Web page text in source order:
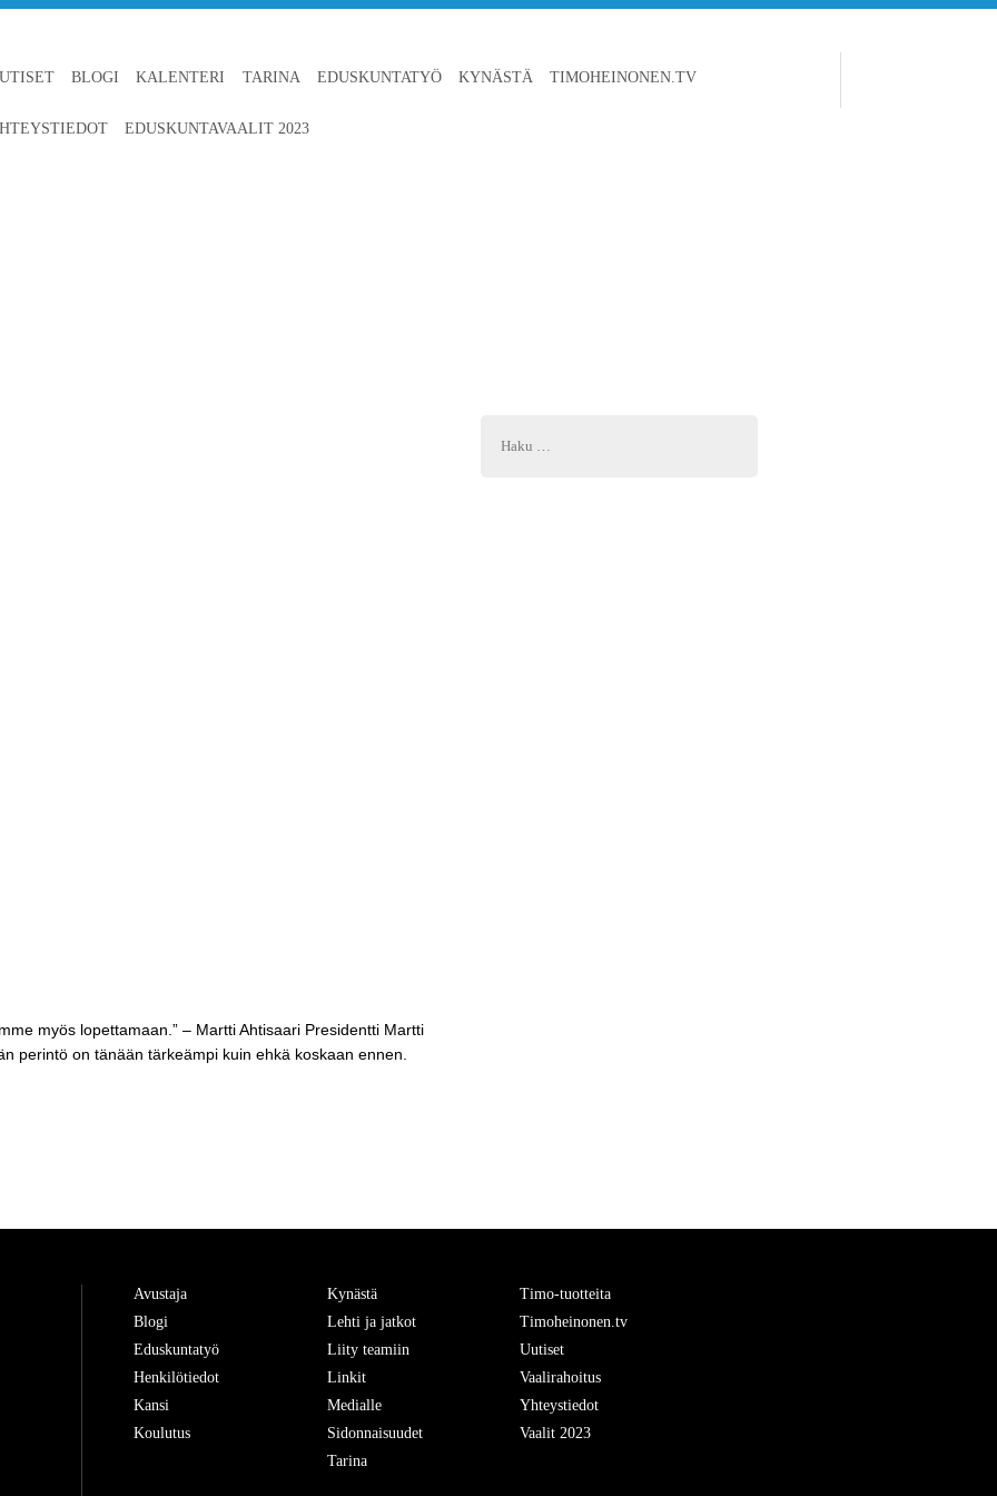
BLOGI KALENTERI TARINA EDUSKUNTATYÖ KYNÄSTÄ TIMOHEINONEN.TV
EDUSKUNTAVAALIT 2023
myös lopettamaan.” – Martti Ahtisaari Presidentti Martti
perintö on tänään tärkeämpi kuin ehkä koskaan ennen.
Avustaja
Blogi
Eduskuntatyö
Henkilötiedot
Kansi
Koulutus
Kynästä
Lehti ja jatkot
Liity teamiin
Linkit
Medialle
Sidonnaisuudet
Tarina
Timo-tuotteita
Timoheinonen.tv
Uutiset
Vaalirahoitus
Yhteystiedot
Vaalit 2023